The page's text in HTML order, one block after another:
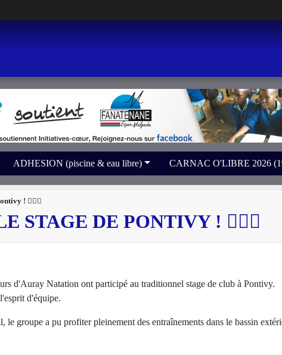
ADHESION (piscine & eau libre) CARNAC O'LIBRE 2026
! 🏊‍♂️✨
STAGE DE PONTIVY ! 🏊‍♂️✨
d'Auray Natation ont participé au traditionnel stage de club à Pontivy.
d'équipe.
groupe a pu profiter pleinement des entraînements dans le bassin